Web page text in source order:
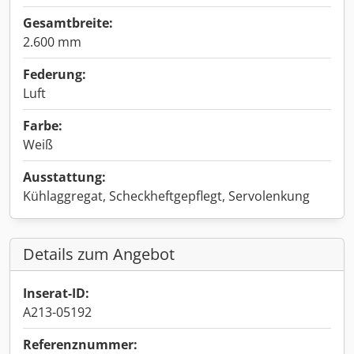
Gesamtbreite:
2.600 mm
Federung:
Luft
Farbe:
Weiß
Ausstattung:
Kühlaggregat, Scheckheftgepflegt, Servolenkung
Details zum Angebot
Inserat-ID:
A213-05192
Referenznummer: